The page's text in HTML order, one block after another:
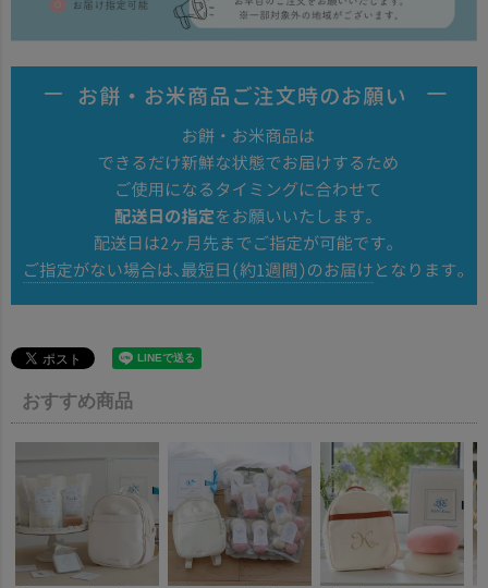
おすすめ商品